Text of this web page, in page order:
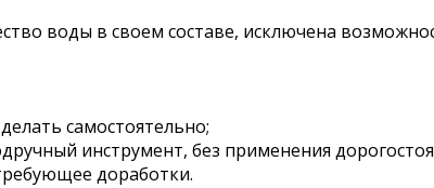
воды в своем составе, исключена
самостоятельно;
инструмент, без применения
доработки.